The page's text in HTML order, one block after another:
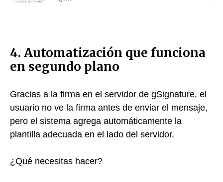
4. Automatización que funciona
en segundo plano
Gracias a la firma en el servidor de gSignature, el
usuario no ve la firma antes de enviar el mensaje,
pero el sistema agrega automáticamente la
plantilla adecuada en el lado del servidor.
¿Qué necesitas hacer?